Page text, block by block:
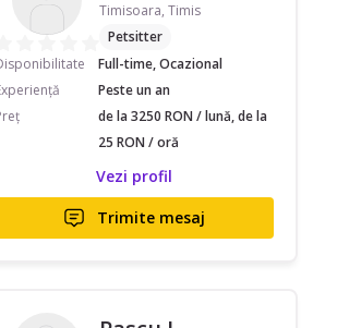
Timisoara, Timis
Petsitter
Full-time, Ocazional
Peste un an
de la 3250 RON / lună, de la
25 RON / oră
Vezi profil
Trimite mesaj